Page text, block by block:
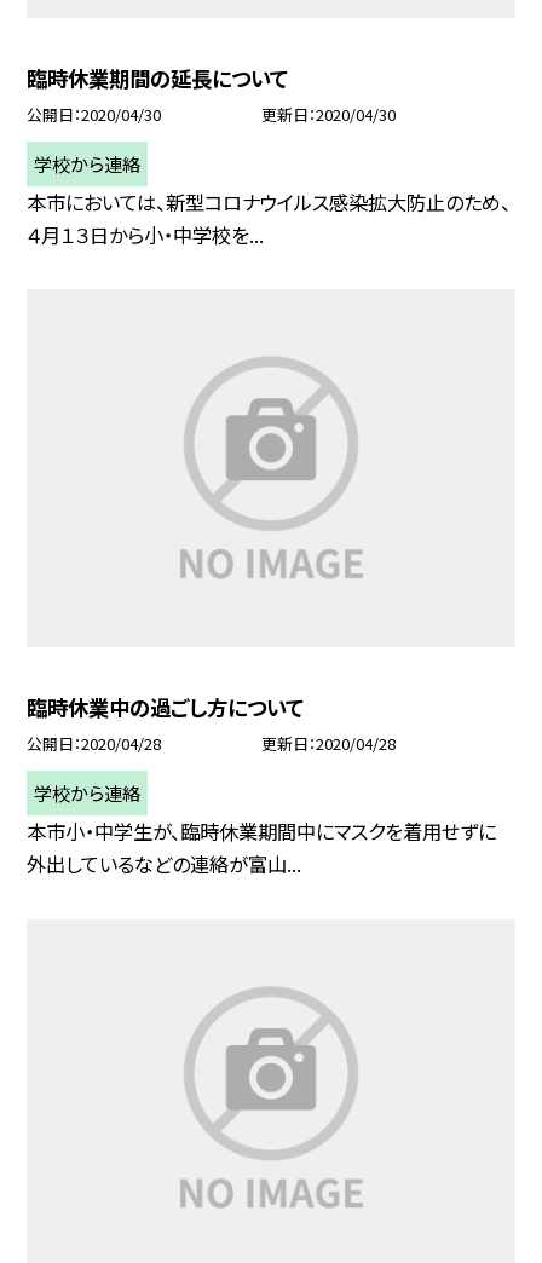
臨時休業期間の延長について
公開日 2020/04/30 更新日 2020/04/30
学校から連絡
本市においては、新型コロナウイルス感染拡大防止のため、
４月１３日から小・中学校を...
臨時休業中の過ごし方について
公開日 2020/04/28 更新日 2020/04/28
学校から連絡
本市小・中学生が、臨時休業期間中にマスクを着用せずに
外出しているなどの連絡が富山...